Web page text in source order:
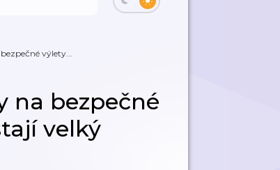
výlety...
na bezpečné
velký